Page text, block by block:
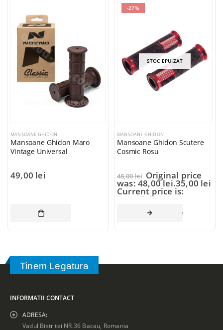
MANSOANE GHIDON
Mansoane Ghidon Maro
Vintage Universal
49,00 lei
ADAUGĂ ÎN COȘ
-27%
STOC EPUIZAT
MANSOANE GHIDON
Mansoane Ghidon Scutere
Cosmic Rosu
48,00lei Original price
was: 48,00 lei.35,00 lei
Current price is:
35,00 lei.
CITEȘTE MAI
Tinem Legatura
INFORMATII CONTACT
ADRESA:
Vadul Bistritei NR.36 Bacau, Romania